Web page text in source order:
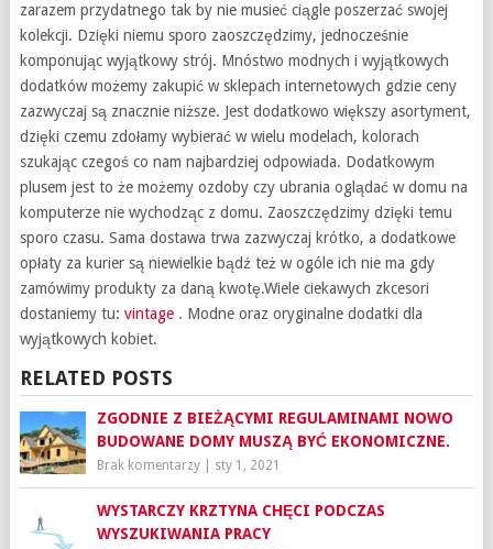
zarazem przydatnego tak by nie musieć ciągle poszerzać swojej
kolekcji. Dzięki niemu sporo zaoszczędzimy, jednocześnie
komponując wyjątkowy strój. Mnóstwo modnych i wyjątkowych
dodatków możemy zakupić w sklepach internetowych gdzie ceny
zazwyczaj są znacznie niższe. Jest dodatkowo większy asortyment,
dzięki czemu zdołamy wybierać w wielu modelach, kolorach
szukając czegoś co nam najbardziej odpowiada. Dodatkowym
plusem jest to że możemy ozdoby czy ubrania oglądać w domu na
komputerze nie wychodząc z domu. Zaoszczędzimy dzięki temu
sporo czasu. Sama dostawa trwa zazwyczaj krótko, a dodatkowe
opłaty za kurier są niewielkie bądź też w ogóle ich nie ma gdy
zamówimy produkty za daną kwotę.Wiele ciekawych zkcesori
dostaniemy tu: vintage. Modne oraz oryginalne dodatki dla
wyjątkowych kobiet.
RELATED POSTS
ZGODNIE Z BIEŻĄCYMI REGULAMINAMI NOWO
BUDOWANE DOMY MUSZĄ BYĆ EKONOMICZNE.
Brak komentarzy| sty 1, 2021
WYSTARCZY KRZTYNA CHĘCI PODCZAS
WYSZUKIWANIA PRACY